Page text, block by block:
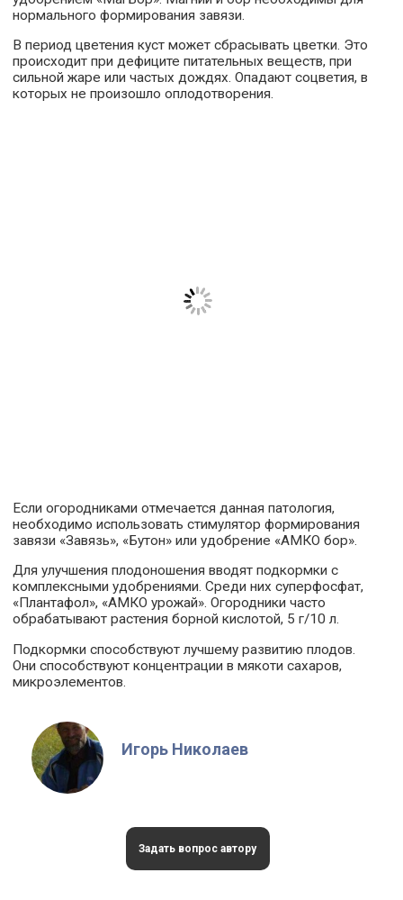
нормального формирования завязи.
В период цветения куст может сбрасывать цветки. Это
происходит при дефиците питательных веществ, при
сильной жаре или частых дождях. Опадают соцветия, в
которых не произошло оплодотворения.
Если огородниками отмечается данная патология,
необходимо использовать стимулятор формирования
завязи «Завязь», «Бутон» или удобрение «АМКО бор».
Для улучшения плодоношения вводят подкормки с
комплексными удобрениями. Среди них суперфосфат,
«Плантафол», «АМКО урожай». Огородники часто
обрабатывают растения борной кислотой, 5 г/10 л.
Подкормки способствуют лучшему развитию плодов.
Они способствуют концентрации в мякоти сахаров,
микроэлементов.
Игорь Николаев
Задать вопрос автору